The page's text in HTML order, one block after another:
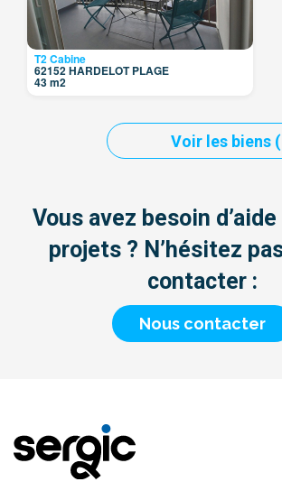
T2 Cabine
62152 HARDELOT PLAGE
43 m2
Voir les biens
Vous avez besoin
projets ? N’hésitez
contacter :
Nous contacter